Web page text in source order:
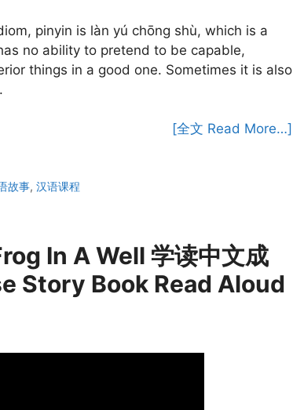
pinyin is làn yú chōng shù, which is a
no ability to pretend to be capable,
things in a good one. Sometimes it is also
[全文 Read More…]
故事,汉语课程
In A Well 学读中文成
Story Book Read Aloud